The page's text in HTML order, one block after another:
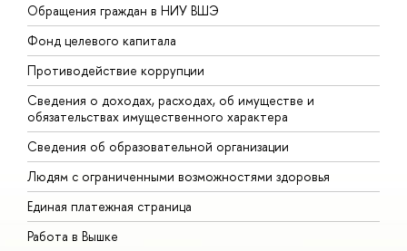
Обращения граждан в НИУ ВШЭ
Фонд целевого капитала
Противодействие коррупции
Сведения о доходах, расходах, об имуществе и
обязательствах имущественного характера
Сведения об образовательной организации
Людям с ограниченными возможностями здоровья
Единая платежная страница
Работа в Вышке